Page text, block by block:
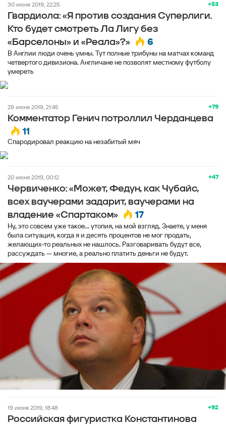
+53
30 июня 2019, 22:25
Гвардиола: «Я против создания Суперлиги.
Кто будет смотреть Ла Лигу без
«Барселоны» и «Реала»?»
6
В Англии люди очень умны. Тут полные трибуны на матчах команд
четвертого дивизиона. Англичане не позволят местному футболу
умереть
+79
29 июня 2019, 21:45
Комментатор Генич потроллил Черданцева
11
Спародировал реакцию на незабитый мяч
+47
20 июня 2019, 00:12
Червиченко: «Может, Федун, как Чубайс,
всех ваучерами задарит, ваучерами на
владение «Спартаком»
17
Ну, это совсем уже такое… утопия, на мой взгляд. Знаете, у меня
была ситуация, когда я и десять процентов не мог продать,
желающих-то реальных не нашлось. Разговаривать будут все,
рассуждать — многие, а реально платить деньги не будут.
+92
19 июня 2019, 18:48
Российская фигуристка Константинова